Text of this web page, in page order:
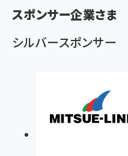
く
ず
スポンサー企業さま
シルバースポンサー